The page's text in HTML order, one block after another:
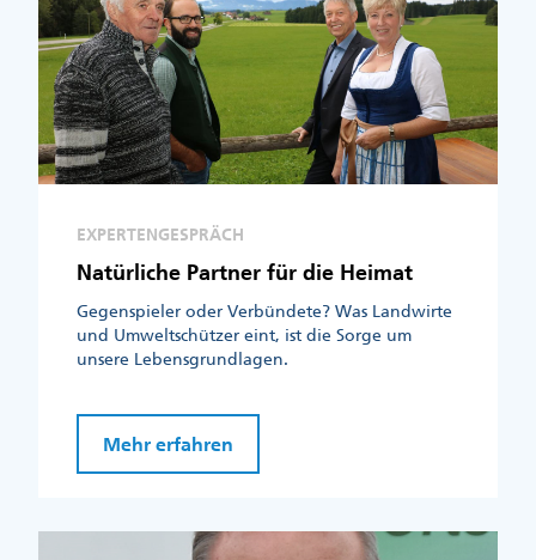
EXPERTENGESPRÄCH
Natürliche Partner für die Heimat
Gegenspieler oder Verbündete? Was Landwirte
und Umweltschützer eint, ist die Sorge um
unsere Lebensgrundlagen.
Mehr erfahren